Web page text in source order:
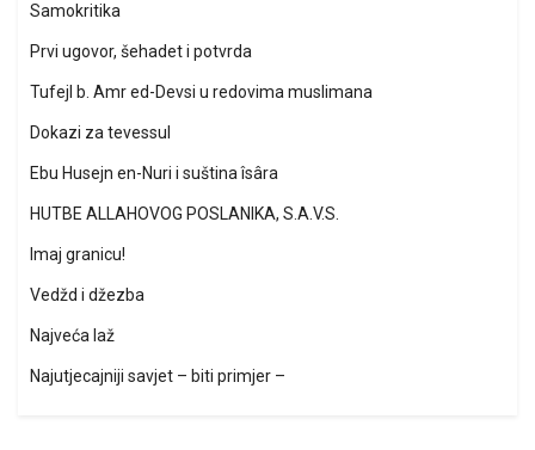
Samokritika
Prvi ugovor, šehadet i potvrda
Tufejl b. Amr ed-Devsi u redovima muslimana
Dokazi za tevessul
Ebu Husejn en-Nuri i suština îsâra
HUTBE ALLAHOVOG POSLANIKA, S.A.V.S.
Imaj granicu!
Vedžd i džezba
Najveća laž
Najutjecajniji savjet – biti primjer –